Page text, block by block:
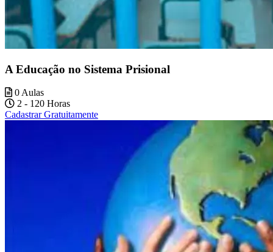
A Educação no Sistema Prisional
0 Aulas
2 - 120 Horas
Cadastrar Gratuitamente